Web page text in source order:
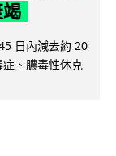
日內減去約 20
、膿毒性休克